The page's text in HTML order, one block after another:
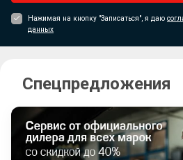
Нажимая на кнопку "Записаться", я даю
данных
Спецпредложения